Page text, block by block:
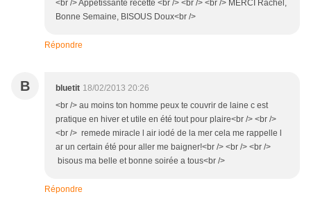
<br /> Appétissante recette <br /> <br /> <br /> MERCI Rachel,
Bonne Semaine, BISOUS Doux<br />
Répondre
B bluetit 18/02/2013 20:26
<br /> au moins ton homme peux te couvrir de laine c est
pratique en hiver et utile en été tout pour plaire<br /> <br />
<br /> remede miracle l air iodé de la mer cela me rappelle l
ar un certain été pour aller me baigner!<br /> <br /> <br />
bisous ma belle et bonne soirée a tous<br />
Répondre